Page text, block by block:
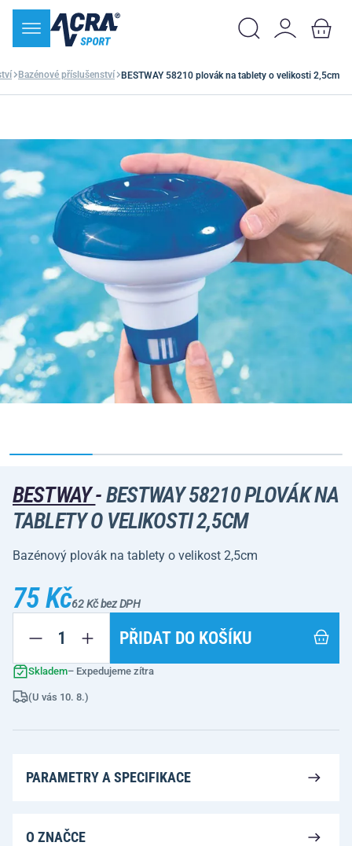
Bazénové příslušenství BESTWAY 58210 plovák na tablety o velikosti 2,5cm
BESTWAY-BESTWAY 58210 PLOVÁK NA
TABLETY O VELIKOSTI 2,5CM
Bazénový plovák na tablety o velikost 2,5cm
75 Kč62 Kč bez DPH
PŘIDAT DO KOŠÍKU
Skladem– Expedujeme zítra
(U vás 10. 8.)
PARAMETRY A SPECIFIKACE
O ZNAČCE